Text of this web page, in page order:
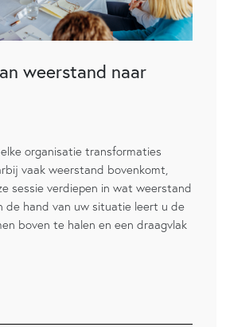
weerstand naar
organisatie transformaties
vaak weerstand bovenkomt,
sessie verdiepen in wat weerstand
de hand van uw situatie leert u de
boven te halen en een draagvlak